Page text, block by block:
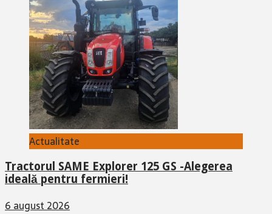
Actualitate
Tractorul SAME Explorer 125 GS -Alegerea
ideală pentru fermieri!
6 august 2026